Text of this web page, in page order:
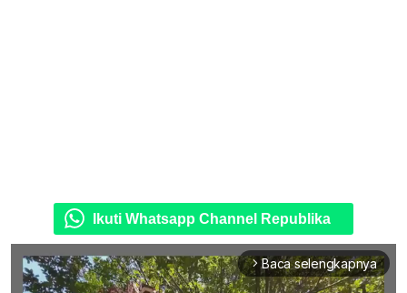
Ikuti Whatsapp Channel Republika
arrow_forward_ios Baca selengkapnya